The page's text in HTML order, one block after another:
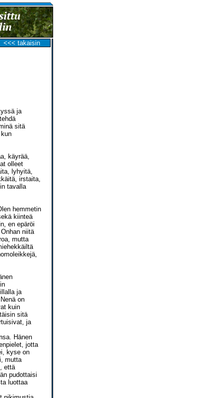
<<< takaisin
ja
sitä
käyrää,
olleet
lyhyitä,
irstaita,
tavalla
hemmetin
kiinteä
en epäröi
niitä
mutta
ja
on
kuin
sitä
ja
Hänen
jotta
kyse on
mutta
että
pudottaisi
luottaa